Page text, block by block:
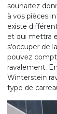
souhaitez
à vos pièces
existe
et qui mettra
s’occuper de
pouvez
ravalement.
Winterstein
type de